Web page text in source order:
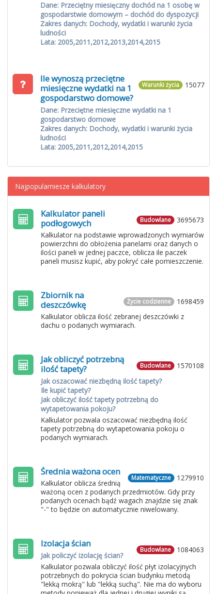
Dane: Przeciętny miesięczny dochód na 1 osobę w
gospodarstwie domowym – dochód do dyspozycji
Zakres danych: Dochody, wydatki i warunki życia
ludności
Lata: 2005,2011,2012,2013,2014,2015
15077
Warunki życia
Ile wynoszą przeciętne
miesięczne wydatki na 1
gospodarstwo domowe?
Dane: Przeciętne miesięczne wydatki na 1
gospodarstwo domowe
Zakres danych: Dochody, wydatki i warunki życia
ludności
Lata: 2005,2011,2012,2014,2015
Najpopularniesze kalkulatory
3695673
Budowlane
Kalkulator paneli
podłogowych
Kalkulator na podstawie wprowadzonych wymiarów
powierzchni do obłożenia panelami oraz danych o
ilości paneli w jednej paczce, oblicza ile paczek
paneli musisz kupić, aby pokryć całe pomieszczenie.
1698459
Życie codzienne
Zbiornik na
deszczówkę
Kalkulator oblicza ilość zebranej deszczówki z
dachu o podanych wymiarach.
1570108
Budowlane
Jak obliczyć potrzebną
ilość tapety?
Jak oszacować niezbędną ilość tapety?
Ile kupić tapety?
Jak obliczyć ilość tapety potrzebną do
wytapetowania pokoju?
Kalkulator pozwala oszacować niezbędną ilość
tapety potrzebną do wytapetowania pokoju o
podanych wymiarach.
1279910
Matematyczne
Średnia ważona ocen
Kalkulator oblicza średnią
ważoną ocen z podanych przedmiotów. Gdy przy
podanych ocenach bądź wagach znajdzie się znak
"-" to będzie on automatycznie niwelowany.
1084063
Budowlane
Izolacja ścian
Jak policzyć izolację ścian?
Kalkulator pozwala obliczyć ilość płyt izolacyjnych
potrzebnych do pokrycia ścian budynku metodą
"lekką mokrą" lub "lekką suchą". Nie ma do wyboru